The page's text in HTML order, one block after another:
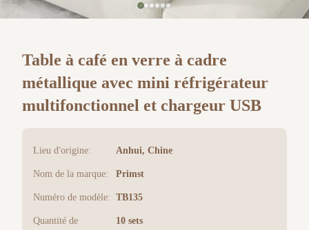
Table à café en verre à cadre
métallique avec mini réfrigérateur
multifonctionnel et chargeur USB
Lieu d'origine: Anhui, Chine
Nom de la marque: Primst
Numéro de modèle: TB135
Quantité de
10 sets